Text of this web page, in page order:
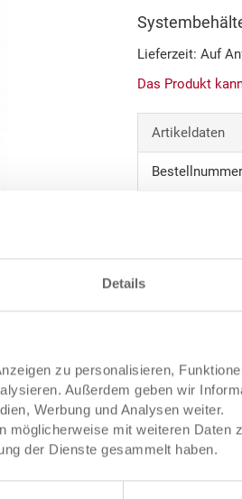
Details
zu personalisieren,
Außerdem geben wir
Werbung und Analysen weiter.
möglicherweise mit weiteren Daten
der Dienste gesammelt haben.
Lieferzeit: Auf
Das Produkt
Artikeldaten
Bestellnummer
Technische
Innenmasse
Nutzhöhe
Stapelhöhe